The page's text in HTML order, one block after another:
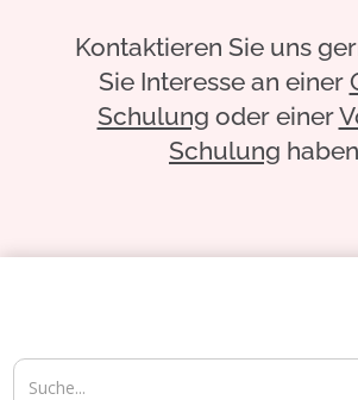
Kontaktieren Sie uns
Sie Interesse an einer
Schulung oder einer
Schulung